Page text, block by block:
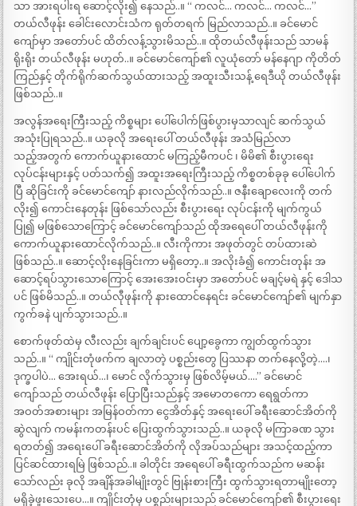
သာ အားရပါးရ ဆောင့်လိုး၍ နေသည်..။ “ ကလင်… ကလင်… ကလင်…”
တယ်လီဖုန်း ခေါင်းလောင်းသံက ရုတ်တရက် မြည်လာသည်..။ ခင်မောင်
ကျော်မှာ အတော်ပင် ထိတ်လန့်သွားမိသည်..။ ထိုတယ်လီဖုန်းသည် သာမန်
ရိုးရိုး တယ်လီဖုန်း မဟုတ်..။ ခင်မောင်ကျော်၏ လူယုံတော် မန်နေဂျာ ကိုတိတ်
ကြည်နှင့် တိုက်ရိုက်ဆက်သွယ်ထားသည့် အထူးသီးသန့် ရေဒီယို တယ်လီဖုန်း
ဖြစ်သည်..။
အလွန်အရေးကြီးသည့် ကိစ္စများ ပေါ်ပေါက်ဖြစ်ပွားမှသာလျင် ဆက်သွယ်
အသုံးပြုရသည်..။ ယခုလို အရေးပေါ် တယ်လီဖုန်း အသံမြည်လာ
သည့်အတွက် ကောက်ယူနားထောင် မကြည့်မီကပင် ၊ မိမိ၏ စီးပွားရေး
လုပ်ငန်းများနှင့် ပတ်သက်၍ အထူးအရေးကြီးသည့် ကိစ္စတစ်ခုခု ပေါ်ပေါက်
ပြီ ဆိုခြင်းကို ခင်မောင်ကျော် နားလည်လိုက်သည်..။ ဇနီးချောလေးကို တက်
လိုး၍ ကောင်းနေတုန်း ဖြစ်သော်လည်း စီးပွားရေး လုပ်ငန်းကို မျက်ကွယ်
ပြု၍ မဖြစ်သောကြောင့် ခင်မောင်ကျော်သည် ထိုအရေပေါ် တယ်လီဖုန်းကို
ကောက်ယူနားထောင်လိုက်သည်..။ လီးကိုကား အဖုတ်တွင် တပ်ထားဆဲ
ဖြစ်သည်..။ ဆောင့်လိုးနေခြင်းကာ မရှိတော့..။ အလိုးခံ၍ ကောင်းတုန်း အ
ဆောင့်ရပ်သွားသောကြောင့် အေးအေးဝင်းမှာ အတော်ပင် မချင့်မရဲ နှင့် ဒေါသ
ပင် ဖြစ်မိသည်..။ တယ်လီုဖုန်းကို နားထောင်နေရင်း ခင်မောင်ကျော်၏ မျက်နှာ
ကွက်ခနဲ ပျက်သွားသည်..။
စောက်ဖုတ်ထဲမှ လီးလည်း ချက်ချင်းပင် ပျော့ခွေကာ ကျွတ်ထွက်သွား
သည်..။ “ ကျိုင်းတုံဖက်က ချလာတဲ့ ပစ္စည်းတွေ ပြဿနာ တက်နေလို့တဲ့….၊
ဒုက္ခပါပဲ… အေးရယ်…၊ မောင် လိုက်သွားမှ ဖြစ်လိမ့်မယ်….” ခင်မောင်
ကျော်သည် တယ်လီဖုန်း ပြောပြီးသည်နှင့် အမောတကော ရေရွတ်ကာ
အဝတ်အစားများ အမြန်ဝတ်ကာ ငွေအိတ်နှင့် အရေးပေါ် ခရီးဆောင်အိတ်ကို
ဆွဲလျက် ကမန်းကတန်းပင် ပြေးထွက်သွားသည်..။ ယခုလို မကြာခဏ သွား
ရတတ်၍ အရေးပေါ် ခရီးဆောင်အိတ်ကို လိုအပ်သည်များ အသင့်ထည့်ကာ
ပြင်ဆင်ထားရမြဲ ဖြစ်သည်..။ ခါတိုင်း အရေပေါ် ခရီးထွက်သည်က မဆန်း
သော်လည်း ခုလို အချိန်အခါမျိုးတွင် ဗြုန်းစားကြီး ထွက်သွားရတာမျိုးတော့
မရှိခဲ့ဖူးသေးပေ…။ ကျိုင်းတုံမှ ပစ္စည်းများသည် ခင်မောင်ကျော်၏ စီးပွားရေး